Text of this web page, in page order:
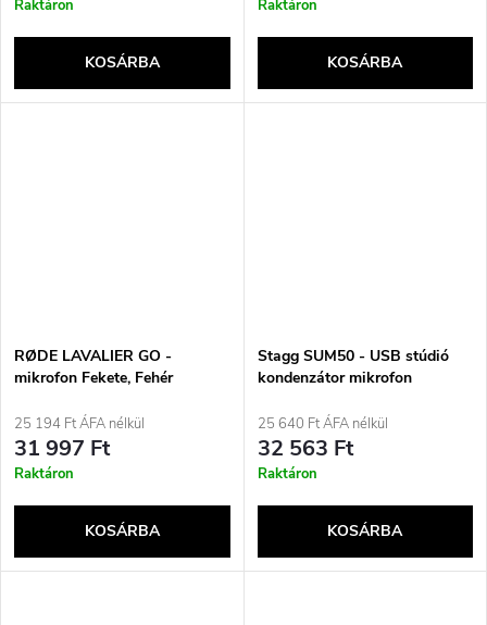
Raktáron
KOSÁRBA
Raktáron
KOSÁRBA
RØDE LAVALIER GO -
mikrofon Fekete, Fehér
25 194 Ft ÁFA nélkül
31 997 Ft
Raktáron
KOSÁRBA
Stagg SUM50 - USB stúdió
kondenzátor mikrofon
25 640 Ft ÁFA nélkül
32 563 Ft
Raktáron
KOSÁRBA